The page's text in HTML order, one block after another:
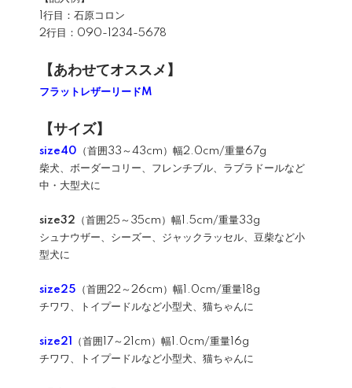
1行目：石原コロン
2行目：090-1234-5678
【あわせてオススメ】
フラットレザーリードM
【サイズ】
size40 （首囲33～43cm）幅2.0cm/重量67g
柴犬、ボーダーコリー、フレンチブル、ラブラドールなど
中・大型犬に
size32 （首囲25～35cm）幅1.5cm/重量33g
シュナウザー、シーズー、ジャックラッセル、豆柴など小
型犬に
size25 （首囲22～26cm）幅1.0cm/重量18g
チワワ、トイプードルなど小型犬、猫ちゃんに
size21
（首囲17～21cm）幅1.0cm/重量16g
チワワ、トイプードルなど小型犬、猫ちゃんに